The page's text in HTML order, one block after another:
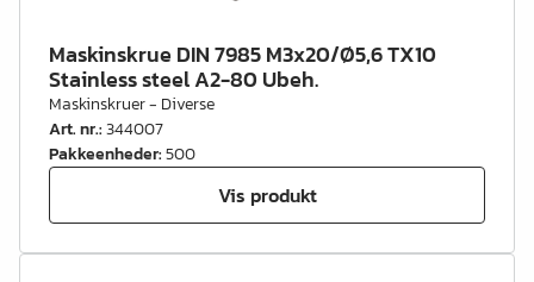
Maskinskrue DIN 7985 M3x20/Ø5,6 TX10
Stainless steel A2-80 Ubeh.
Maskinskruer - Diverse
Art. nr.:344007
Pakkeenheder:500
Vis produkt